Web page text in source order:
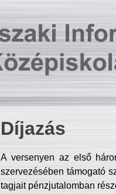
Díjazás
A versenyen az első
szervezésében támogató
tagjait pénzjutalomban